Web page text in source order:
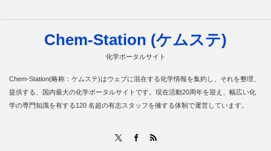
Chem-Station (ケムステ)
化学ポータルサイト
Chem-Station(略称：ケムステ)はウェブに混在する化学情報を集約し、それを整理、
提供する、国内最大の化学ポータルサイトです。現在活動20周年を迎え、幅広い化
学の専門知識を有する120 名超の有志スタッフを擁する体制で運営しています。
Facebook